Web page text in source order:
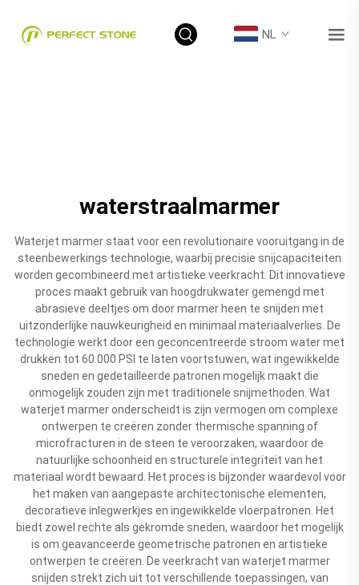
NL
waterstraalmarmer
Waterjet marmer staat voor een revolutionaire vooruitgang in de
steenbewerkings technologie, waarbij precisie snijcapaciteiten
worden gecombineerd met artistieke veerkracht. Dit innovatieve
proces maakt gebruik van hoogdrukwater gemengd met
abrasieve deeltjes om door marmer heen te snijden met
uitzonderlijke nauwkeurigheid en minimaal materiaalverlies. De
technologie werkt door een geconcentreerde stroom water met
drukken tot 60.000 PSI te laten voortstuwen, wat ingewikkelde
sneden en gedetailleerde patronen mogelijk maakt die
onmogelijk zouden zijn met traditionele snijmethoden. Wat
waterjet marmer onderscheidt is zijn vermogen om complexe
ontwerpen te creëren zonder thermische spanning of
microfracturen in de steen te veroorzaken, waardoor de
natuurlijke schoonheid en structurele integriteit van het
materiaal wordt bewaard. Het proces is bijzonder waardevol voor
het maken van aangepaste architectonische elementen,
decoratieve inlegwerkjes en ingewikkelde vloerpatronen. Het
biedt zowel rechte als gekromde sneden, waardoor het mogelijk
is om geavanceerde geometrische patronen en artistieke
ontwerpen te creëren. De veerkracht van waterjet marmer
snijden strekt zich uit tot verschillende toepassingen, van